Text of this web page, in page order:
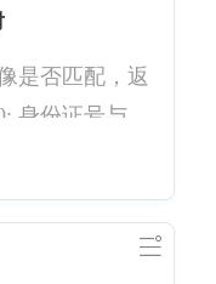
是否匹配，返
身份证号与姓
B0010311: 身
配，照片系统
号与姓名不匹